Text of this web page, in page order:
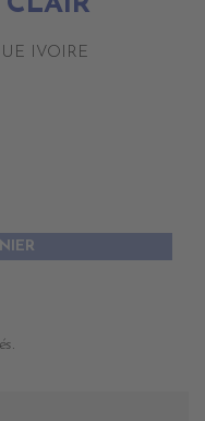
IVOIRE